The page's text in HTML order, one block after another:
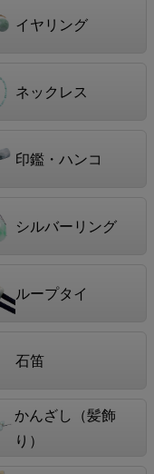
イヤリング
ネックレス
印鑑・ハンコ
シルバーリング
ループタイ
石笛
かんざし（髪飾
り）